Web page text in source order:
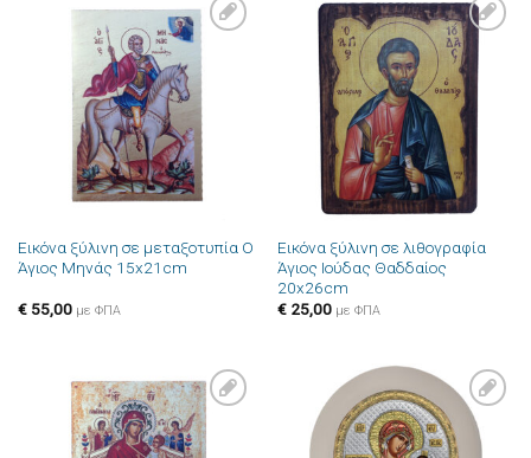
Πρόσθήκη
στην λίστα
επιθυμιών
Εικόνα ξύλινη σε μεταξοτυπία Ο
Άγιος Μηνάς 15x21cm
€55,00 με ΦΠΑ
Πρόσθήκη
στην λίστα
επιθυμιών
Εικόνα ξύλινη σε λιθογραφία
Άγιος Ιούδας Θαδδαίος
20x26cm
€25,00 με ΦΠΑ
Πρόσθήκη
στην λίστα
Πρόσθήκη
στην λίστα